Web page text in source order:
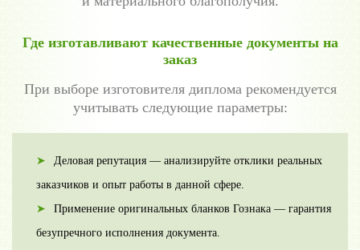
Где изготавливают качественные документы на
заказ
При выборе изготовителя диплома рекомендуется
учитывать следующие параметры:
Деловая репутация — анализируйте отклики реальных
заказчиков и опыт работы в данной сфере.
Применение оригинальных бланков Гознака — гарантия
безупречного исполнения документа.